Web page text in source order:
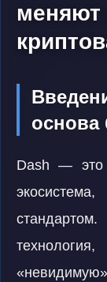
меняют
основа
Dash — это